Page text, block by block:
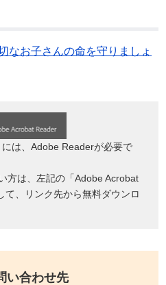
なお子さんの命を守りましょ
は、Adobe Readerが必要で
方は、左記の「Adobe Acrobat
て、リンク先から無料ダウンロ
い合わせ先